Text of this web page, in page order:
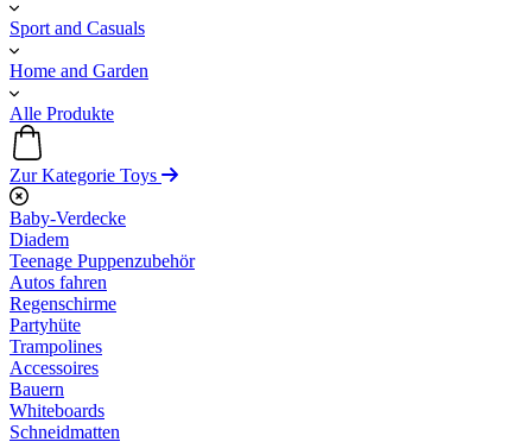
Sport and Casuals
Home and Garden
Alle Produkte
Zur Kategorie Toys
Baby-Verdecke
Diadem
Teenage Puppenzubehör
Autos fahren
Regenschirme
Partyhüte
Trampolines
Accessoires
Bauern
Whiteboards
Schneidmatten